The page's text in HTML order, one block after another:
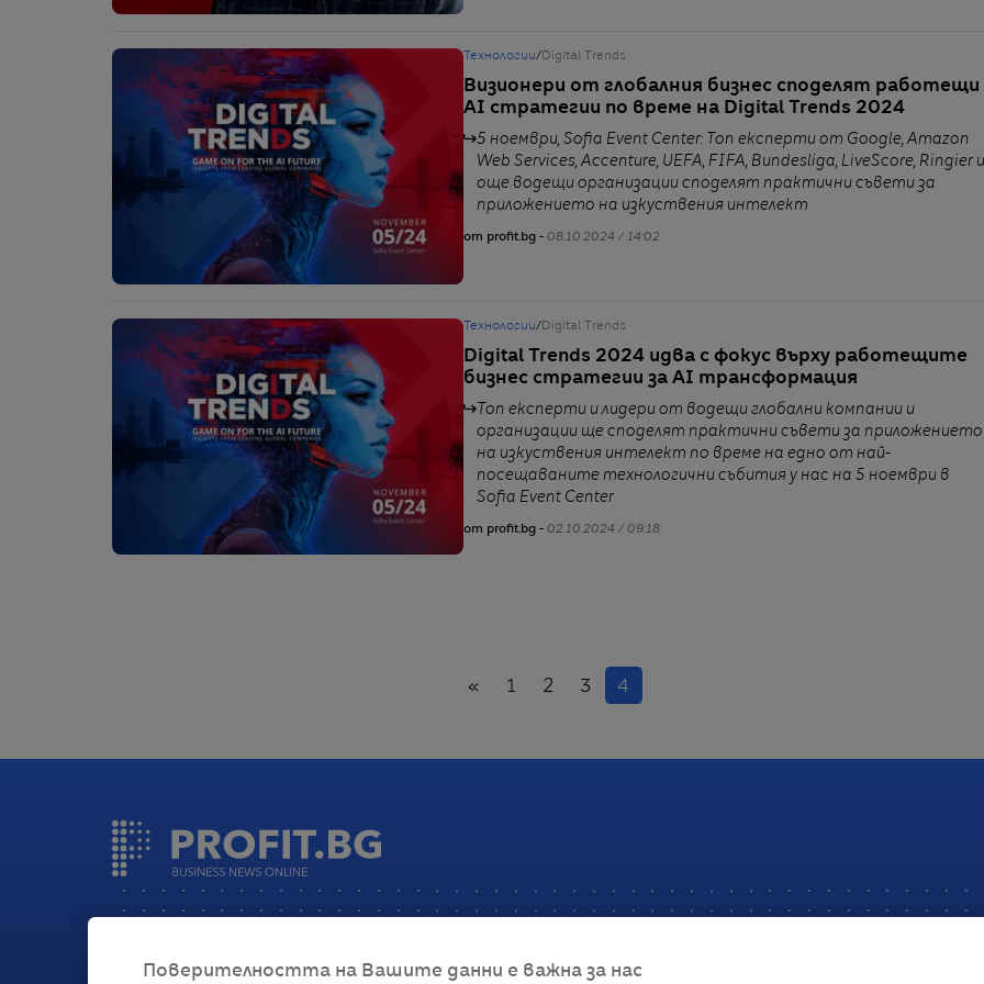
Технологии/ Digital Trends
Визионери от глобалния бизнес споделят работещи
AI стратегии по време на Digital Trends 2024
5 ноември, Sofia Event Center: Топ експерти от Google, Amazon
Web Services, Accenture, UEFA, FIFA, Bundesliga, LiveScore, Ringier и
още водещи организации споделят практични съвети за
приложението на изкуствения интелект
от profit.bg - 08.10.2024 / 14:02
Технологии/ Digital Trends
Digital Trends 2024 идва с фокус върху работещите
бизнес стратегии за AI трансформация
Топ експерти и лидери от водещи глобални компании и
организации ще споделят практични съвети за приложението
на изкуствения интелект по време на едно от най-
посещаваните технологични събития у нас на 5 ноември в
Sofia Event Center
от profit.bg - 02.10.2024 / 09:18
«Назад
1 2 3 4
Поверителността на Вашите данни е важна за нас